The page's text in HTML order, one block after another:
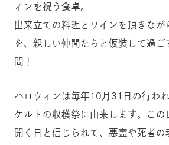
ィンを祝う食卓。
出来立ての料理とワインを頂きなが
を、親しい仲間たちと仮装して過ご
間！
ハロウィンは毎年10月31日の行わ
ケルトの収穫祭に由来します。この
開く日と信じられて、悪霊や死者の